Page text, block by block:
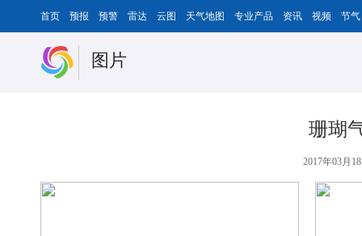
首页 预报 预警 雷达 云图 天气地图 专业产品 资讯 视频 节气
图片
珊瑚
2017年03月